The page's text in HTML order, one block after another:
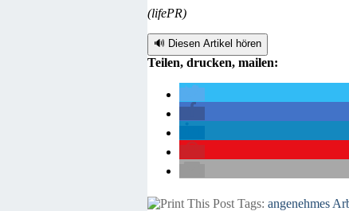
(lifePR)
🔊 Diesen Artikel hören
Teilen, drucken, mailen:
Tags:angenehmes